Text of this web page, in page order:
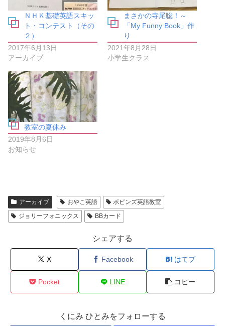
に
は
ク
リ
ッ
ク
し
て
く
だ
さ
い
(
新
し
い
ウ
ィ
ン
ド
ウ
で
開
き
共
有
(
新
い
ウ
ド
ウ
で
開
き
ま
す
)
ＮＨＫ基礎英語スキッ
ト・コンテスト（その
２）
2017年6月13日
アーカイブ
まさかの寺尾聡！～
「My Funny Book」作
り
2021年8月28日
小学生クラス
教室の夏休み
2019年8月6日
お知らせ
アーカイブ おやこ英語
ポピンズ英語教室
ジョリーフォニックス
BBカード
シェアする
X Facebook はてブ
Pocket LINE コピー
くにみ ひとみをフォローする